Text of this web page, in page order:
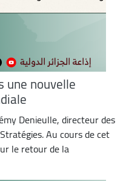
une nouvelle
Denieulle, directeur des
Au cours de cet
le retour de la